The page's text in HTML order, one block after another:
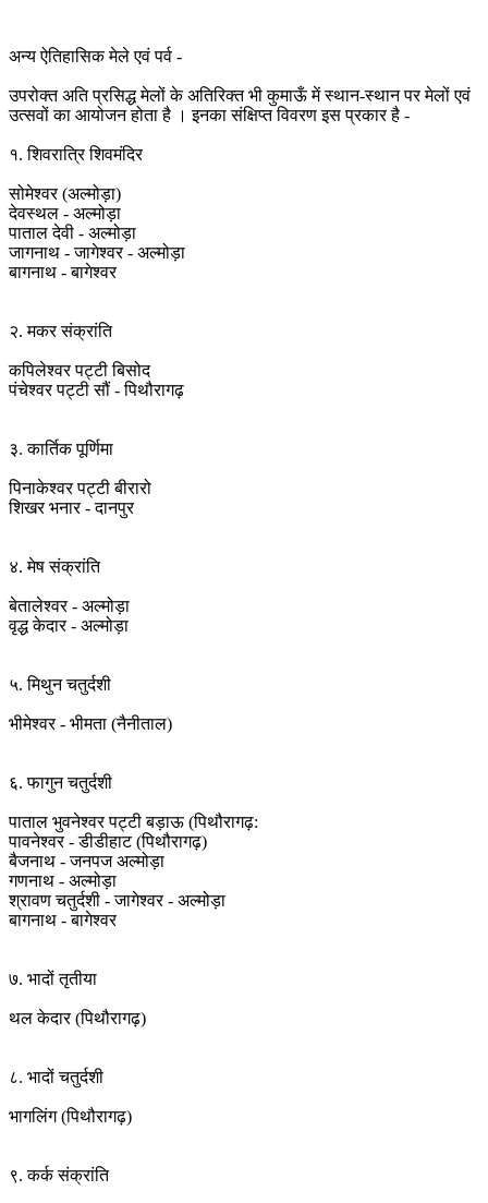
अन्य ऐतिहासिक मेले एवं पर्व -
उपरोक्त अति प्रसिद्ध मेलों के अतिरिक्त भी कुमाऊँ में स्थान-स्थान पर मेलों एवं
उत्सवों का आयोजन होता है । इनका संक्षिप्त विवरण इस प्रकार है -
१. शिवरात्रि शिवमंदिर
सोमेश्वर (अल्मोड़ा)
देवस्थल - अल्मोड़ा
पाताल देवी - अल्मोड़ा
जागनाथ - जागेश्वर - अल्मोड़ा
बागनाथ - बागेश्वर
२. मकर संक्रांति
कपिलेश्वर पट्टी बिसोद
पंचेश्वर पट्टी सौं - पिथौरागढ़
३. कार्तिक पूर्णिमा
पिनाकेश्वर पट्टी बीरारो
शिखर भनार - दानपुर
४. मेष संक्रांति
बेतालेश्वर - अल्मोड़ा
वृद्ध केदार - अल्मोड़ा
५. मिथुन चतुर्दशी
भीमेश्वर - भीमता (नैनीताल)
६. फागुन चतुर्दशी
पाताल भुवनेश्वर पट्टी बड़ाऊ (पिथौरागढ़:
पावनेश्वर - डीडीहाट (पिथौरागढ़)
बैजनाथ - जनपज अल्मोड़ा
गणनाथ - अल्मोड़ा
श्रावण चतुर्दशी - जागेश्वर - अल्मोड़ा
बागनाथ - बागेश्वर
७. भादों तृतीया
थल केदार (पिथौरागढ़)
८. भादों चतुर्दशी
भागलिंग (पिथौरागढ़)
९. कर्क संक्रांति